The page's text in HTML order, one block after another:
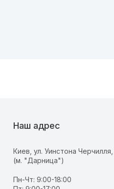
Наш адрес
Киев, ул. Уинстона
(м. "Дарница")
Пн-Чт: 9:00-18:00